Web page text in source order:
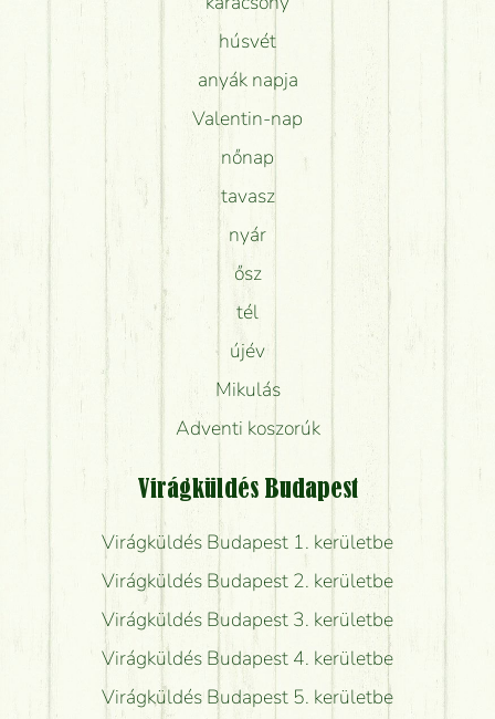
húsvét
anyák napja
Valentin-nap
nőnap
tavasz
nyár
ősz
tél
újév
Mikulás
Adventi koszorúk
Virágküldés Budapest
Virágküldés Budapest 1. kerületbe
Virágküldés Budapest 2. kerületbe
Virágküldés Budapest 3. kerületbe
Virágküldés Budapest 4. kerületbe
Virágküldés Budapest 5. kerületbe